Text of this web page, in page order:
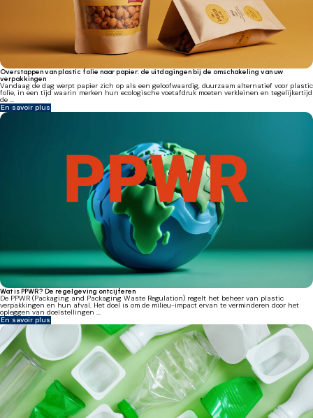
Overstappen van plastic folie naar papier: de uitdagingen bij de omschakeling van uw
verpakkingen
Vandaag de dag werpt papier zich op als een geloofwaardig, duurzaam alternatief voor plastic
folie, in een tijd waarin merken hun ecologische voetafdruk moeten verkleinen en tegelijkertijd
de ...
En savoir plus
Wat is PPWR? De regelgeving ontcijferen
De PPWR (Packaging and Packaging Waste Regulation) regelt het beheer van plastic
verpakkingen en hun afval. Het doel is om de milieu-impact ervan te verminderen door het
opleggen van doelstellingen ...
En savoir plus